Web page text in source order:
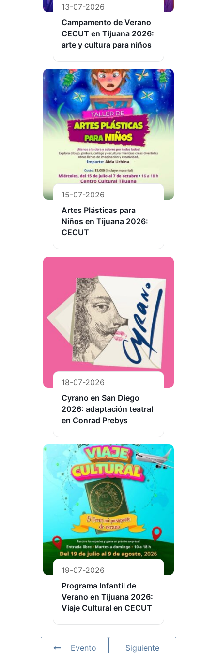
13-07-2026
Campamento de Verano
CECUT en Tijuana 2026:
arte y cultura para niños
15-07-2026
Artes Plásticas para
Niños en Tijuana 2026:
CECUT
18-07-2026
Cyrano en San Diego
2026: adaptación teatral
en Conrad Prebys
19-07-2026
Programa Infantil de
Verano en Tijuana 2026:
Viaje Cultural en CECUT
Evento
Siguiente